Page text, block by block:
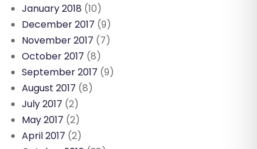
January 2018 (10)
December 2017 (9)
November 2017 (7)
October 2017 (8)
September 2017 (9)
August 2017 (8)
July 2017 (2)
May 2017 (2)
April 2017 (2)